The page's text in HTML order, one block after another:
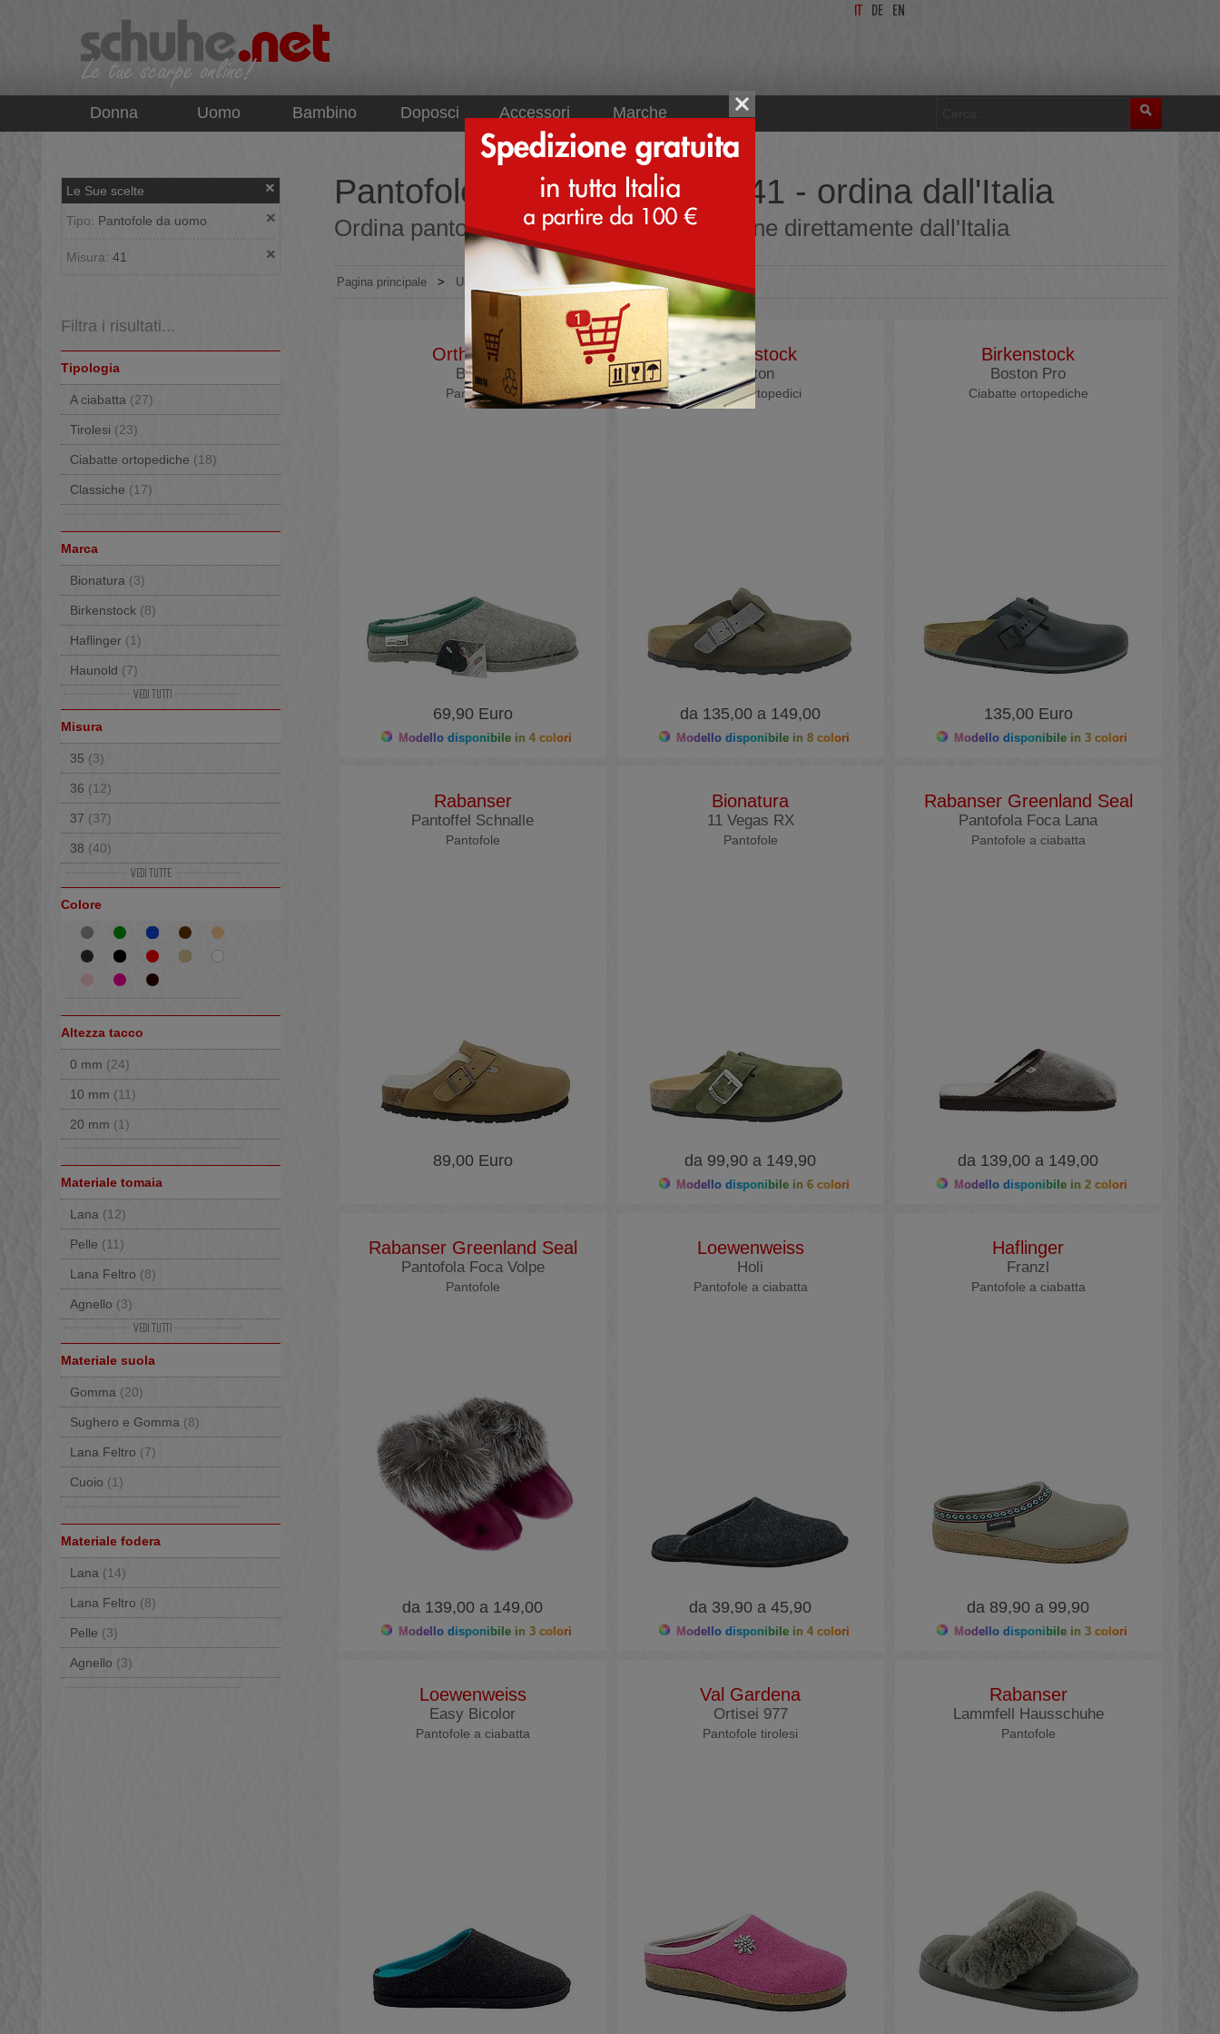
DE EN
Donna Uomo Bambino Doposci Accessori Marche
Le Sue scelte
Tipo: Pantofole da uomo
Misura: 41
Filtra i risultati...
Tipologia
A ciabatta (27)
Tirolesi (23)
Ciabatte ortopediche (18)
Classiche (17)
Marca
Bionatura (3)
Birkenstock (8)
Haflinger (1)
Haunold (7)
Loewenweiss (5)
Orthopant
Rabanser
Rabanser Greenland Seal
Val Gardena
Misura
35 (3)
36 (12)
37 (37)
38 (40)
39 (40)
40(39)
41(36)
43 (24)
44(31)
45 (15)
46
47
48 (1)
Colore
Altezza tacco
0 mm (24)
10 mm (11)
20 mm (1)
Materiale tomaia
Lana (12)
Pelle (11)
Lana Feltro (8)
Agnello (3)
Materiale suola
Gomma (20)
Sughero e Gomma (8)
Lana Feltro (7)
Cuoio (1)
Materiale fodera
Lana (14)
Lana Feltro (8)
Pelle (3)
Agnello (3)
Pantofole da uomo misura 41 - ordina dall'Italia
Ordina pantofole da uomo misura 41 online direttamente dall'Italia
Pagina principale > Uomo Pantofole
Orthopant
Baita
Pantofole
69,90 Euro
Modello disponibile in 4 colori
Birkenstock
Boston
Sandali ortopedici
da 135,00 a 149,00
Modello disponibile in 8 colori
Birkenstock
Boston Pro
Ciabatte ortopediche
135,00 Euro
Modello disponibile in 3 colori
Rabanser
Pantoffel Schnalle
Pantofole
89,00 Euro
Bionatura
11 Vegas RX
Pantofole
da 99,90 a 149,90
Modello disponibile in 6 colori
Rabanser Greenland Seal
Pantofola Foca Lana
Pantofole a ciabatta
da 139,00 a 149,00
Modello disponibile in 2 colori
Rabanser Greenland Seal
Pantofola Foca Volpe
Pantofole
da 139,00 a 149,00
Modello disponibile in 3 colori
Loewenweiss
Holi
Pantofole a ciabatta
da 39,90 a 45,90
Modello disponibile in 4 colori
Haflinger
Franzl
Pantofole a ciabatta
da 89,90 a 99,90
Modello disponibile in 3 colori
Loewenweiss
Easy Bicolor
Pantofole a ciabatta
Val Gardena
Ortisei 977
Pantofole tirolesi
Rabanser
Lammfell Hausschuhe
Pantofole